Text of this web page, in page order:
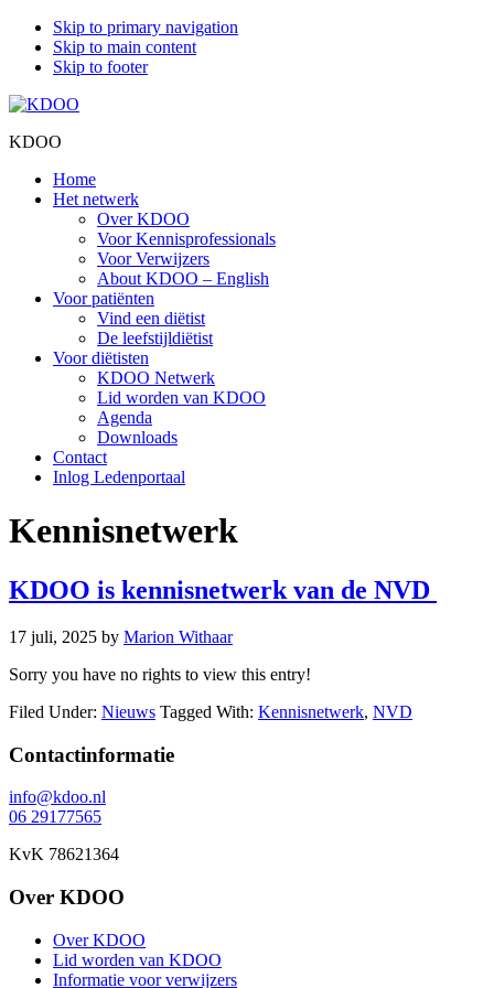
Skip to primary navigation
Skip to main content
Skip to footer
KDOO
Home
Het netwerk
Over KDOO
Voor Kennisprofessionals
Voor Verwijzers
About KDOO – English
Voor patiënten
Vind een diëtist
De leefstijldiëtist
Voor diëtisten
KDOO Netwerk
Lid worden van KDOO
Agenda
Downloads
Contact
Inlog Ledenportaal
Kennisnetwerk
KDOO is kennisnetwerk van de NVD
17 juli, 2025 by Marion Withaar
Sorry you have no rights to view this entry!
Filed Under: Nieuws Tagged With: Kennisnetwerk, NVD
Footer
Contactinformatie
info@kdoo.nl
06 29177565
KvK 78621364
Over KDOO
Over KDOO
Lid worden van KDOO
Informatie voor verwijzers